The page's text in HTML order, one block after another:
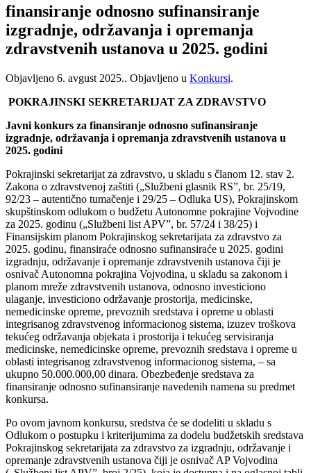
finansiranje odnosno sufinansiranje
izgradnje, održavanja i opremanja
zdravstvenih ustanova u 2025. godini
Objavljeno 6. avgust 2025.. Objavljeno u Konkursi.
POKRAJINSKI SEKRETARIJAT ZA ZDRAVSTVO
Javni konkurs za finansiranje odnosno sufinansiranje
izgradnje, održavanja i opremanja zdravstvenih ustanova u
2025. godini
Pokrajinski sekretarijat za zdravstvo, u skladu s članom 12. stav 2.
Zakona o zdravstvenoj zaštiti („Službeni glasnik RS”, br. 25/19,
92/23 – autentično tumačenje i 29/25 – Odluka US), Pokrajinskom
skupštinskom odlukom o budžetu Autonomne pokrajine Vojvodine
za 2025. godinu („Službeni list APV”, br. 57/24 i 38/25) i
Finansijskim planom Pokrajinskog sekretarijata za zdravstvo za
2025. godinu, finansiraće odnosno sufinansiraće u 2025. godini
izgradnju, održavanje i opremanje zdravstvenih ustanova čiji je
osnivač Autonomna pokrajina Vojvodina, u skladu sa zakonom i
planom mreže zdravstvenih ustanova, odnosno investiciono
ulaganje, investiciono održavanje prostorija, medicinske,
nemedicinske opreme, prevoznih sredstava i opreme u oblasti
integrisanog zdravstvenog informacionog sistema, izuzev troškova
tekućeg održavanja objekata i prostorija i tekućeg servisiranja
medicinske, nemedicinske opreme, prevoznih sredstava i opreme u
oblasti integrisanog zdravstvenog informacionog sistema, – sa
ukupno 50.000.000,00 dinara. Obezbeđenje sredstava za
finansiranje odnosno sufinansiranje navedenih namena su predmet
konkursa.
Po ovom javnom konkursu, sredstva će se dodeliti u skladu s
Odlukom o postupku i kriterijumima za dodelu budžetskih sredstava
Pokrajinskog sekretarijata za zdravstvo za izgradnju, održavanje i
opremanje zdravstvenih ustanova čiji je osnivač AP Vojvodina